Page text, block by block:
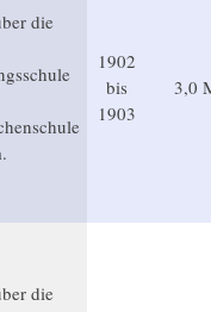
die
1902
bis
1903
3,0
die